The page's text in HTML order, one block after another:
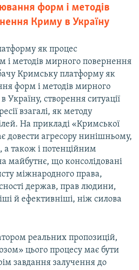
форм і методів
Криму в Україну
як процес
і методів мирного повернення
Кримську платформу як
форм і методів мирного
створення ситуації
взагалі, як методу
На прикладі «Кримської
довести агресору нинішньому,
а також і потенційним
майбутнє, що консолідовані
міжнародного права,
держав, прав людини,
й ефективніші, ніж силова
реальних пропозицій,
цього процесу має бути
завдання залучення до